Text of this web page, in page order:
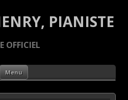
PIANISTE
OFFICIEL
Menu Aller au contenu principal